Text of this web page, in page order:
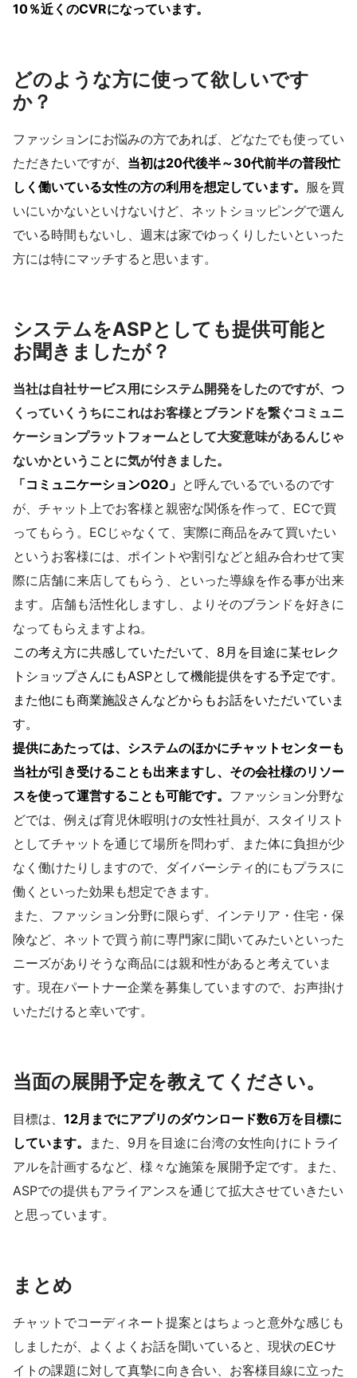
10％近くのCVRになっています。
どのような方に使って欲しいです
か？
ファッションにお悩みの方であれば、どなたでも使ってい
ただきたいですが、 当初は20代後半～30代前半の普段忙
しく働いている女性の方の利用を想定しています。 服を買
いにいかないといけないけど、ネットショッピングで選ん
でいる時間もないし、週末は家でゆっくりしたいといった
方には特にマッチすると思います。
システムをASPとしても提供可能と
お聞きましたが？
当社は自社サービス用にシステム開発をしたのですが、つ
くっていくうちにこれはお客様とブランドを繋ぐコミュニ
ケーションプラットフォームとして大変意味があるんじゃ
ないかということに気が付きました。
「コミュニケーションO2O」 と呼んでいるでいるのです
が、チャット上でお客様と親密な関係を作って、ECで買
ってもらう。ECじゃなくて、実際に商品をみて買いたい
というお客様には、ポイントや割引などと組み合わせて実
際に店舗に来店してもらう、といった導線を作る事が出来
ます。店舗も活性化しますし、よりそのブランドを好きに
なってもらえますよね。
この考え方に共感していただいて、8月を目途に某セレク
トショップさんにもASPとして機能提供をする予定です。
また他にも商業施設さんなどからもお話をいただいていま
す。
提供にあたっては、システムのほかにチャットセンターも
当社が引き受けることも出来ますし、その会社様のリソー
スを使って運営することも可能です。 ファッション分野な
どでは、例えば育児休暇明けの女性社員が、スタイリスト
としてチャットを通じて場所を問わず、また体に負担が少
なく働けたりしますので、ダイバーシティ的にもプラスに
働くといった効果も想定できます。
また、ファッション分野に限らず、インテリア・住宅・保
険など、ネットで買う前に専門家に聞いてみたいといった
ニーズがありそうな商品には親和性があると考えていま
す。現在パートナー企業を募集していますので、お声掛け
いただけると幸いです。
当面の展開予定を教えてください。
目標は、 12月までにアプリのダウンロード数6万を目標に
しています。
また、9月を目途に台湾の女性向けにトライ
アルを計画するなど、様々な施策を展開予定です。また、
ASPでの提供もアライアンスを通じて拡大させていきたい
と思っています。
まとめ
チャットでコーディネート提案とはちょっと意外な感じも
しましたが、よくよくお話を聞いていると、現状のECサ
イトの課題に対して真摯に向き合い、お客様目線に立った